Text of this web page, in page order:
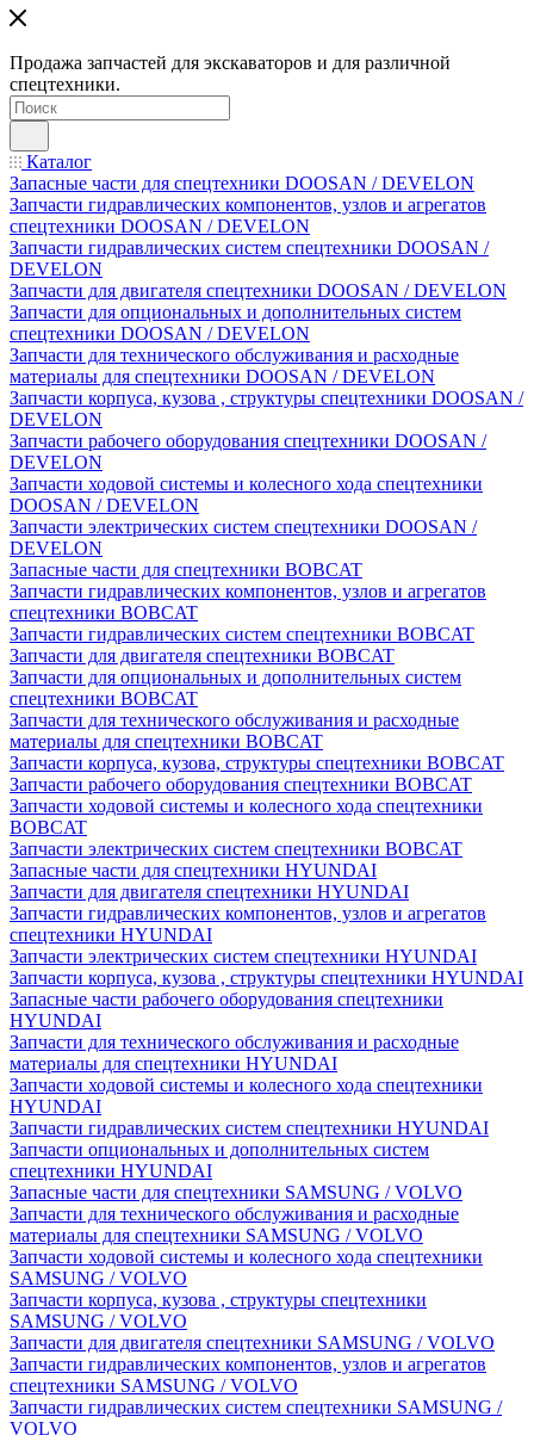
Продажа запчастей для экскаваторов и для различной
спецтехники.
Каталог
Запасные части для спецтехники DOOSAN / DEVELON
Запчасти гидравлических компонентов, узлов и агрегатов
спецтехники DOOSAN / DEVELON
Запчасти гидравлических систем спецтехники DOOSAN /
DEVELON
Запчасти для двигателя спецтехники DOOSAN / DEVELON
Запчасти для опциональных и дополнительных систем
спецтехники DOOSAN / DEVELON
Запчасти для технического обслуживания и расходные
материалы для спецтехники DOOSAN / DEVELON
Запчасти корпуса, кузова , структуры спецтехники DOOSAN /
DEVELON
Запчасти рабочего оборудования спецтехники DOOSAN /
DEVELON
Запчасти ходовой системы и колесного хода спецтехники
DOOSAN / DEVELON
Запчасти электрических систем спецтехники DOOSAN /
DEVELON
Запасные части для спецтехники BOBCAT
Запчасти гидравлических компонентов, узлов и агрегатов
спецтехники BOBCAT
Запчасти гидравлических систем спецтехники BOBCAT
Запчасти для двигателя спецтехники BOBCAT
Запчасти для опциональных и дополнительных систем
спецтехники BOBCAT
Запчасти для технического обслуживания и расходные
материалы для спецтехники BOBCAT
Запчасти корпуса, кузова, структуры спецтехники BOBCAT
Запчасти рабочего оборудования спецтехники BOBCAT
Запчасти ходовой системы и колесного хода спецтехники
BOBCAT
Запчасти электрических систем спецтехники BOBCAT
Запасные части для спецтехники HYUNDAI
Запчасти для двигателя спецтехники HYUNDAI
Запчасти гидравлических компонентов, узлов и агрегатов
спецтехники HYUNDAI
Запчасти электрических систем спецтехники HYUNDAI
Запчасти корпуса, кузова , структуры спецтехники HYUNDAI
Запасные части рабочего оборудования спецтехники
HYUNDAI
Запчасти для технического обслуживания и расходные
материалы для спецтехники HYUNDAI
Запчасти ходовой системы и колесного хода спецтехники
HYUNDAI
Запчасти гидравлических систем спецтехники HYUNDAI
Запчасти опциональных и дополнительных систем
спецтехники HYUNDAI
Запасные части для спецтехники SAMSUNG / VOLVO
Запчасти для технического обслуживания и расходные
материалы для спецтехники SAMSUNG / VOLVO
Запчасти ходовой системы и колесного хода спецтехники
SAMSUNG / VOLVO
Запчасти корпуса, кузова , структуры спецтехники
SAMSUNG / VOLVO
Запчасти для двигателя спецтехники SAMSUNG / VOLVO
Запчасти гидравлических компонентов, узлов и агрегатов
спецтехники SAMSUNG / VOLVO
Запчасти гидравлических систем спецтехники SAMSUNG /
VOLVO